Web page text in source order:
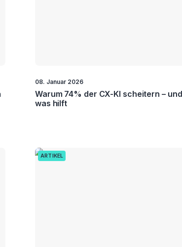
08. Januar 2026
Warum 74% der CX-KI scheitern – und
was hilft
ARTIKEL